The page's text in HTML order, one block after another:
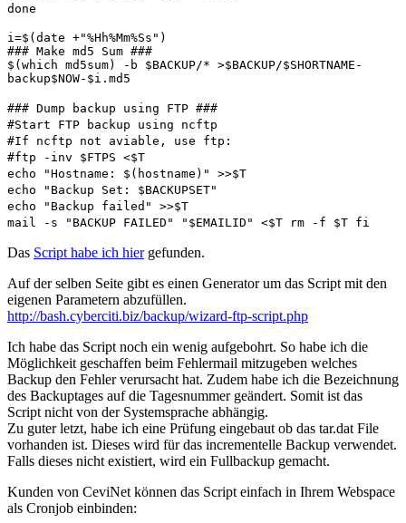
done
i=$(date +"%Hh%Mm%Ss")
### Make md5 Sum ###
$(which md5sum) -b $BACKUP/* >$BACKUP/$SHORTNAME-
backup$NOW-$i.md5
### Dump backup using FTP ###
#Start FTP backup using ncftp
#If ncftp not aviable, use ftp:
#ftp -inv $FTPS <$T
echo "Hostname: $(hostname)" >>$T
echo "Backup Set: $BACKUPSET"
echo "Backup failed" >>$T
mail -s "BACKUP FAILED" "$EMAILID" <$T rm -f $T fi
Das Script habe ich hiergefunden.
Auf der selben Seite gibt es einen Generator um das Script mit den
eigenen Parametern abzufüllen.
http://bash.cyberciti.biz/backup/wizard-ftp-script.php
Ich habe das Script noch ein wenig aufgebohrt. So habe ich die
Möglichkeit geschaffen beim Fehlermail mitzugeben welches
Backup den Fehler verursacht hat. Zudem habe ich die Bezeichnung
des Backuptages auf die Tagesnummer geändert. Somit ist das
Script nicht von der Systemsprache abhängig.
Zu guter letzt, habe ich eine Prüfung eingebaut ob das tar.dat File
vorhanden ist. Dieses wird für das incrementelle Backup verwendet.
Falls dieses nicht existiert, wird ein Fullbackup gemacht.
Kunden von CeviNet können das Script einfach in Ihrem Webspace
als Cronjob einbinden: